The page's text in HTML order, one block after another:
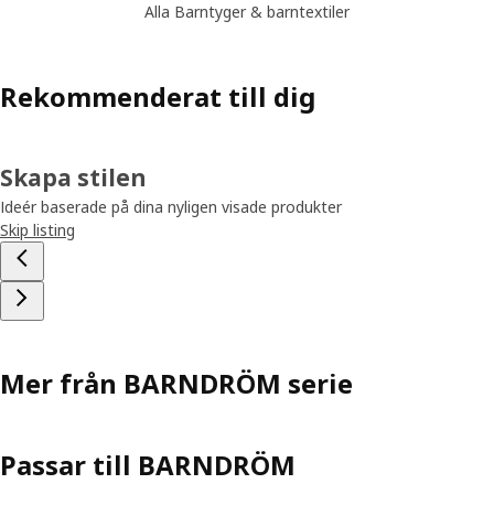
Alla Barntyger & barntextiler
Rekommenderat till dig
Skapa stilen
Ideér baserade på dina nyligen visade produkter
Skip listing
Mer från BARNDRÖM serie
Passar till BARNDRÖM